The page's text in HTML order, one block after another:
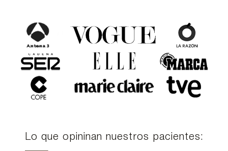
Lo que opininan nuestros pacientes: